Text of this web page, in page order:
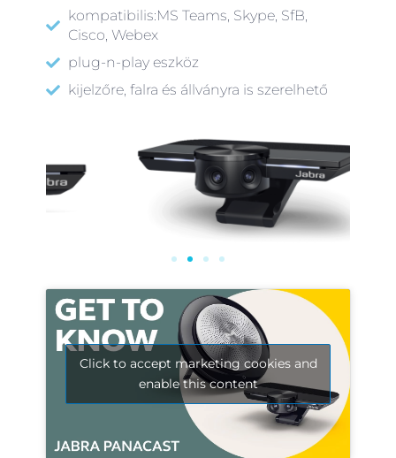
kompatibilis:MS Teams, Skype, SfB,
Cisco, Webex
plug-n-play eszköz
kijelzőre, falra és állványra is szerelhető
Click to accept marketing cookies and
enable this content